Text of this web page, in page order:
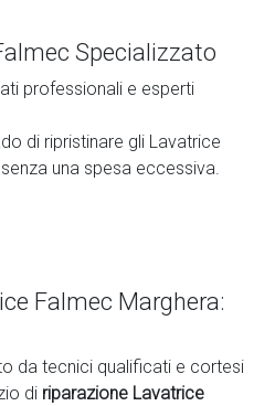
Specializzato
professionali e esperti
di ripristinare gli Lavatrice
una spesa eccessiva.
Falmec Marghera:
da tecnici qualificati e cortesi
di riparazione Lavatrice